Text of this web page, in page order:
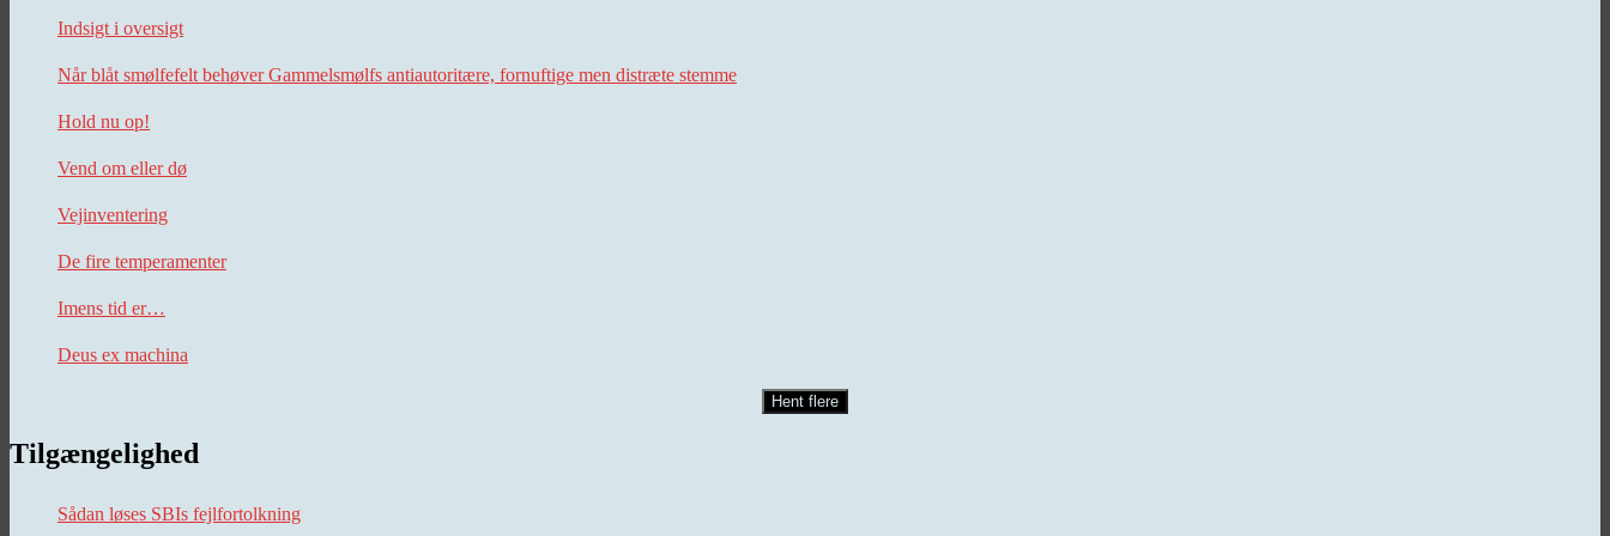
Indsigt i oversigt
Når blåt smølfefelt behøver Gammelsmølfs antiautoritære, fornuftige men distræte stemme
Hold nu op!
Vend om eller dø
Vejinventering
De fire temperamenter
Imens tid er…
Deus ex machina
Hent flere
Tilgængelighed
Sådan løses SBIs fejlfortolkning